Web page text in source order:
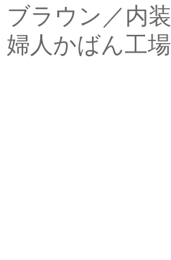
ブラウン／内装
婦人かばん工場